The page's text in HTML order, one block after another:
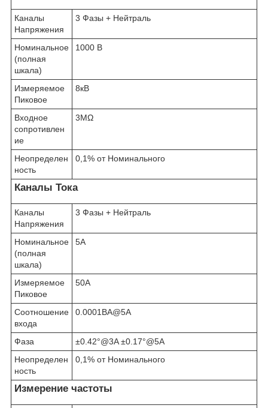
Каналы
Напряжения
3 Фазы + Нейтраль
Номинальное
(полная
шкала)
1000 В
Измеряемое
Пиковое
8кВ
Входное
сопротивлен
ие
3MΩ
Неопределен
ность
0,1% от Номинального
Каналы Тока
Каналы
Напряжения
3 Фазы + Нейтраль
Номинальное
(полная
шкала)
5А
Измеряемое
Пиковое
50A
Соотношение
входа
0.0001ВA@5A
Фаза
±0.42°@3A ±0.17°@5A
Неопределен
ность
0,1% от Номинального
Измерение частоты